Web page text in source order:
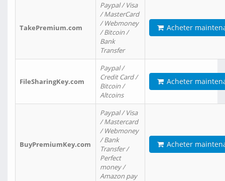
TakePremium.com
Paypal / Visa
/ MasterCard
/ Webmoney
/ Bitcoin /
Bank
Transfer
Acheter
FileSharingKey.com
Paypal /
Credit Card /
Bitcoin /
Altcoins
Acheter
BuyPremiumKey.com
Paypal / Visa
/ Mastercard
/ Webmoney
/ Bank
Transfer /
Perfect
money /
Amazon pay
Acheter